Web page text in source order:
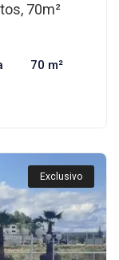
70m²
70 m²
Exclusivo